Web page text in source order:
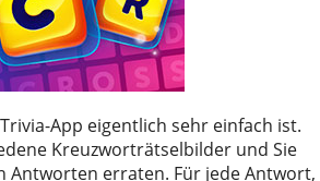
App eigentlich sehr einfach ist.
Kreuzworträtselbilder und Sie
Antworten erraten. Für jede Antwort,